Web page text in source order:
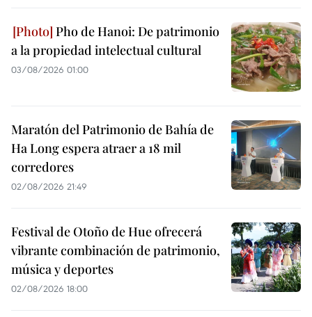
Pho de Hanoi: De patrimonio
a la propiedad intelectual cultural
03/08/2026 01:00
Maratón del Patrimonio de Bahía de
Ha Long espera atraer a 18 mil
corredores
02/08/2026 21:49
Festival de Otoño de Hue ofrecerá
vibrante combinación de patrimonio,
música y deportes
02/08/2026 18:00